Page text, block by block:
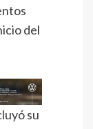
del
su